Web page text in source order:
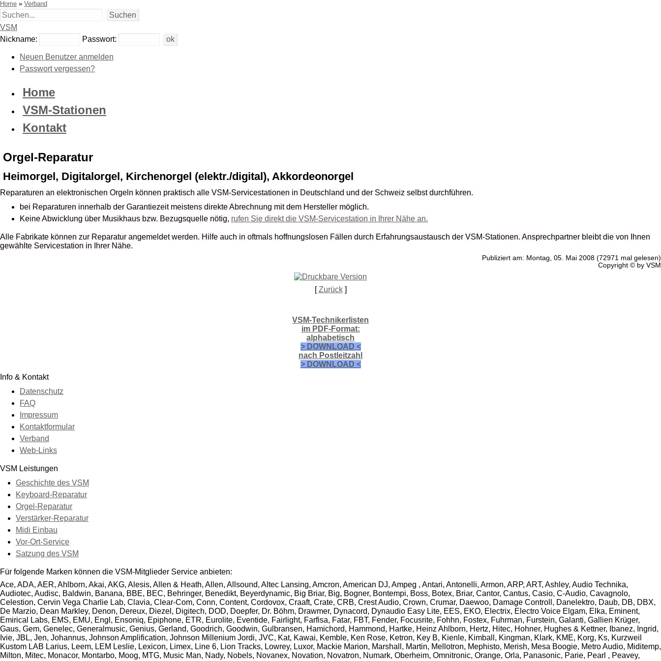
Home » Verband
VSM
Nickname:
Passwort:
Neuen Benutzer anmelden
Passwort vergessen?
Home
VSM-Stationen
Kontakt
Orgel-Reparatur
Heimorgel, Digitalorgel, Kirchenorgel (elektr./digital), Akkordeonorgel
Reparaturen an elektronischen Orgeln können praktisch alle VSM-Servicestationen in Deutschland und der Schweiz selbst durchführen.
bei Reparaturen innerhalb der Garantiezeit meistens direkte Abrechnung mit dem Hersteller möglich.
Keine Abwicklung über Musikhaus bzw. Bezugsquelle nötig, rufen Sie direkt die VSM-Servicestation in Ihrer Nähe an.
Alle Fabrikate können zur Reparatur angemeldet werden. Hilfe auch in oftmals hoffnungslosen Fällen durch Erfahrungsaustausch der VSM-Stationen. Ansprechpartner bleibt die von Ihnen
gewählte Servicestation in Ihrer Nähe.
Publiziert am: Montag, 05. Mai 2008 (72971 mal gelesen)
Copyright © by VSM
[Zurück]
VSM-Technikerlisten
im PDF-Format:
alphabetisch
> DOWNLOAD <
nach Postleitzahl
> DOWNLOAD <
Info & Kontakt
Datenschutz
FAQ
Impressum
Kontaktformular
Verband
Web-Links
VSM Leistungen
Geschichte des VSM
Keyboard-Reparatur
Orgel-Reparatur
Verstärker-Reparatur
Midi Einbau
Vor-Ort-Service
Satzung des VSM
Für folgende Marken können die VSM-Mitglieder Service anbieten:
Ace, ADA, AER, Ahlborn, Akai, AKG, Alesis, Allen & Heath, Allen, Allsound, Altec Lansing, Amcron, American DJ, Ampeg , Antari, Antonelli, Armon, ARP, ART, Ashley, Audio Technika,
Audiotec, Audisc, Baldwin, Banana, BBE, BEC, Behringer, Benedikt, Beyerdynamic, Big Briar, Big, Bogner, Bontempi, Boss, Botex, Briar, Cantor, Cantus, Casio, C-Audio, Cavagnolo,
Celestion, Cervin Vega Charlie Lab, Clavia, Clear-Com, Conn, Content, Cordovox, Craaft, Crate, CRB, Crest Audio, Crown, Crumar, Daewoo, Damage Controll, Danelektro, Daub, DB, DBX,
De Marzio, Dean Markley, Denon, Dereux, Diezel, Digitech, DOD, Doepfer, Dr. Böhm, Drawmer, Dynacord, Dynaudio Easy Lite, EES, EKO, Electrix, Electro Voice Elgam, Elka, Eminent,
Emirical Labs, EMS, EMU, Engl, Ensoniq, Epiphone, ETR, Eurolite, Eventide, Fairlight, Farfisa, Fatar, FBT, Fender, Focusrite, Fohhn, Fostex, Fuhrman, Furstein, Galanti, Gallien Krüger,
Gaus, Gem, Genelec, Generalmusic, Genius, Gerland, Goodrich, Goodwin, Gulbransen, Hamichord, Hammond, Hartke, Heinz Ahlborn, Hertz, Hitec, Hohner, Hughes & Kettner, Ibanez, Ingrid,
Ivie, JBL, Jen, Johannus, Johnson Amplification, Johnson Millenium Jordi, JVC, Kat, Kawai, Kemble, Ken Rose, Ketron, Key B, Kienle, Kimball, Kingman, Klark, KME, Korg, Ks, Kurzweil
Kustom LAB Larius, Leem, LEM Leslie, Lexicon, Limex, Line 6, Lion Tracks, Lowrey, Luxor, Mackie Marion, Marshall, Martin, Mellotron, Mephisto, Merish, Mesa Boogie, Metro Audio, Miditemp,
Milton, Mitec, Monacor, Montarbo, Moog, MTG, Music Man, Nady, Nobels, Novanex, Novation, Novatron, Numark, Oberheim, Omnitronic, Orange, Orla, Panasonic, Parie, Pearl , Peavey,